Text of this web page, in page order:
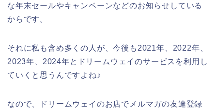
な年末セールやキャンペーンなどのお知らせしている
からです。
それに私も含め多くの人が、今後も2021年、2022年、
2023年、2024年とドリームウェイのサービスを利用し
ていくと思うんですよね♪
なので、ドリームウェイのお店でメルマガの友達登録